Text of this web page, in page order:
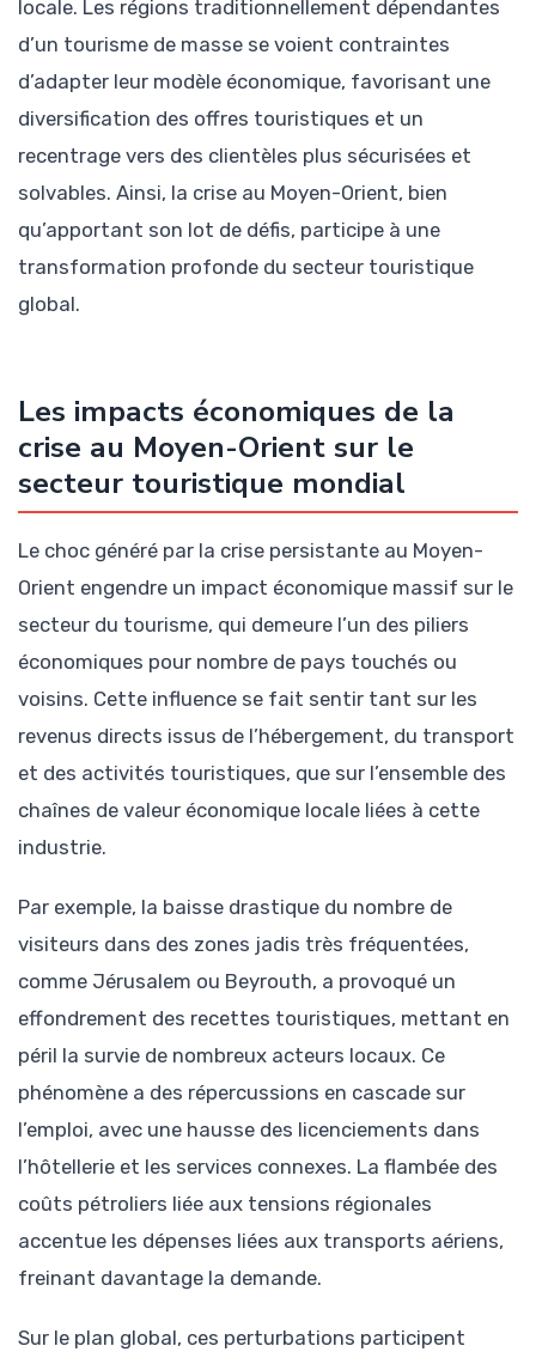
locale. Les régions traditionnellement dépendantes
d’un tourisme de masse se voient contraintes
d’adapter leur modèle économique, favorisant une
diversification des offres touristiques et un
recentrage vers des clientèles plus sécurisées et
solvables. Ainsi, la crise au Moyen-Orient, bien
qu’apportant son lot de défis, participe à une
transformation profonde du secteur touristique
global.
Les impacts économiques de la
crise au Moyen-Orient sur le
secteur touristique mondial
Le choc généré par la crise persistante au Moyen-
Orient engendre un impact économique massif sur le
secteur du tourisme, qui demeure l’un des piliers
économiques pour nombre de pays touchés ou
voisins. Cette influence se fait sentir tant sur les
revenus directs issus de l’hébergement, du transport
et des activités touristiques, que sur l’ensemble des
chaînes de valeur économique locale liées à cette
industrie.
Par exemple, la baisse drastique du nombre de
visiteurs dans des zones jadis très fréquentées,
comme Jérusalem ou Beyrouth, a provoqué un
effondrement des recettes touristiques, mettant en
péril la survie de nombreux acteurs locaux. Ce
phénomène a des répercussions en cascade sur
l’emploi, avec une hausse des licenciements dans
l’hôtellerie et les services connexes. La flambée des
coûts pétroliers liée aux tensions régionales
accentue les dépenses liées aux transports aériens,
freinant davantage la demande.
Sur le plan global, ces perturbations participent